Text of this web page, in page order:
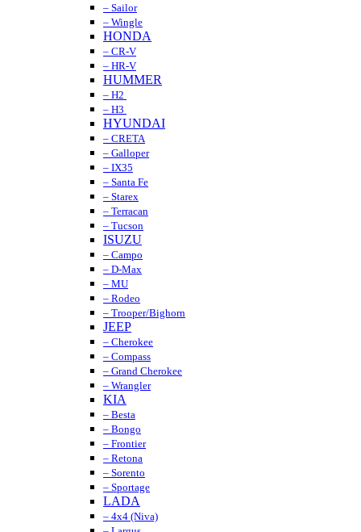
– Sailor
– Wingle
HONDA
– CR-V
– HR-V
HUMMER
– H2
– H3
HYUNDAI
– CRETA
– Galloper
– IX35
– Santa Fe
– Starex
– Terracan
– Tucson
ISUZU
– Campo
– D-Max
– MU
– Rodeo
– Trooper/Bighorn
JEEP
– Cherokee
– Compass
– Grand Cherokee
– Wrangler
KIA
– Besta
– Bongo
– Frontier
– Retona
– Sorento
– Sportage
LADA
– 4x4 (Niva)